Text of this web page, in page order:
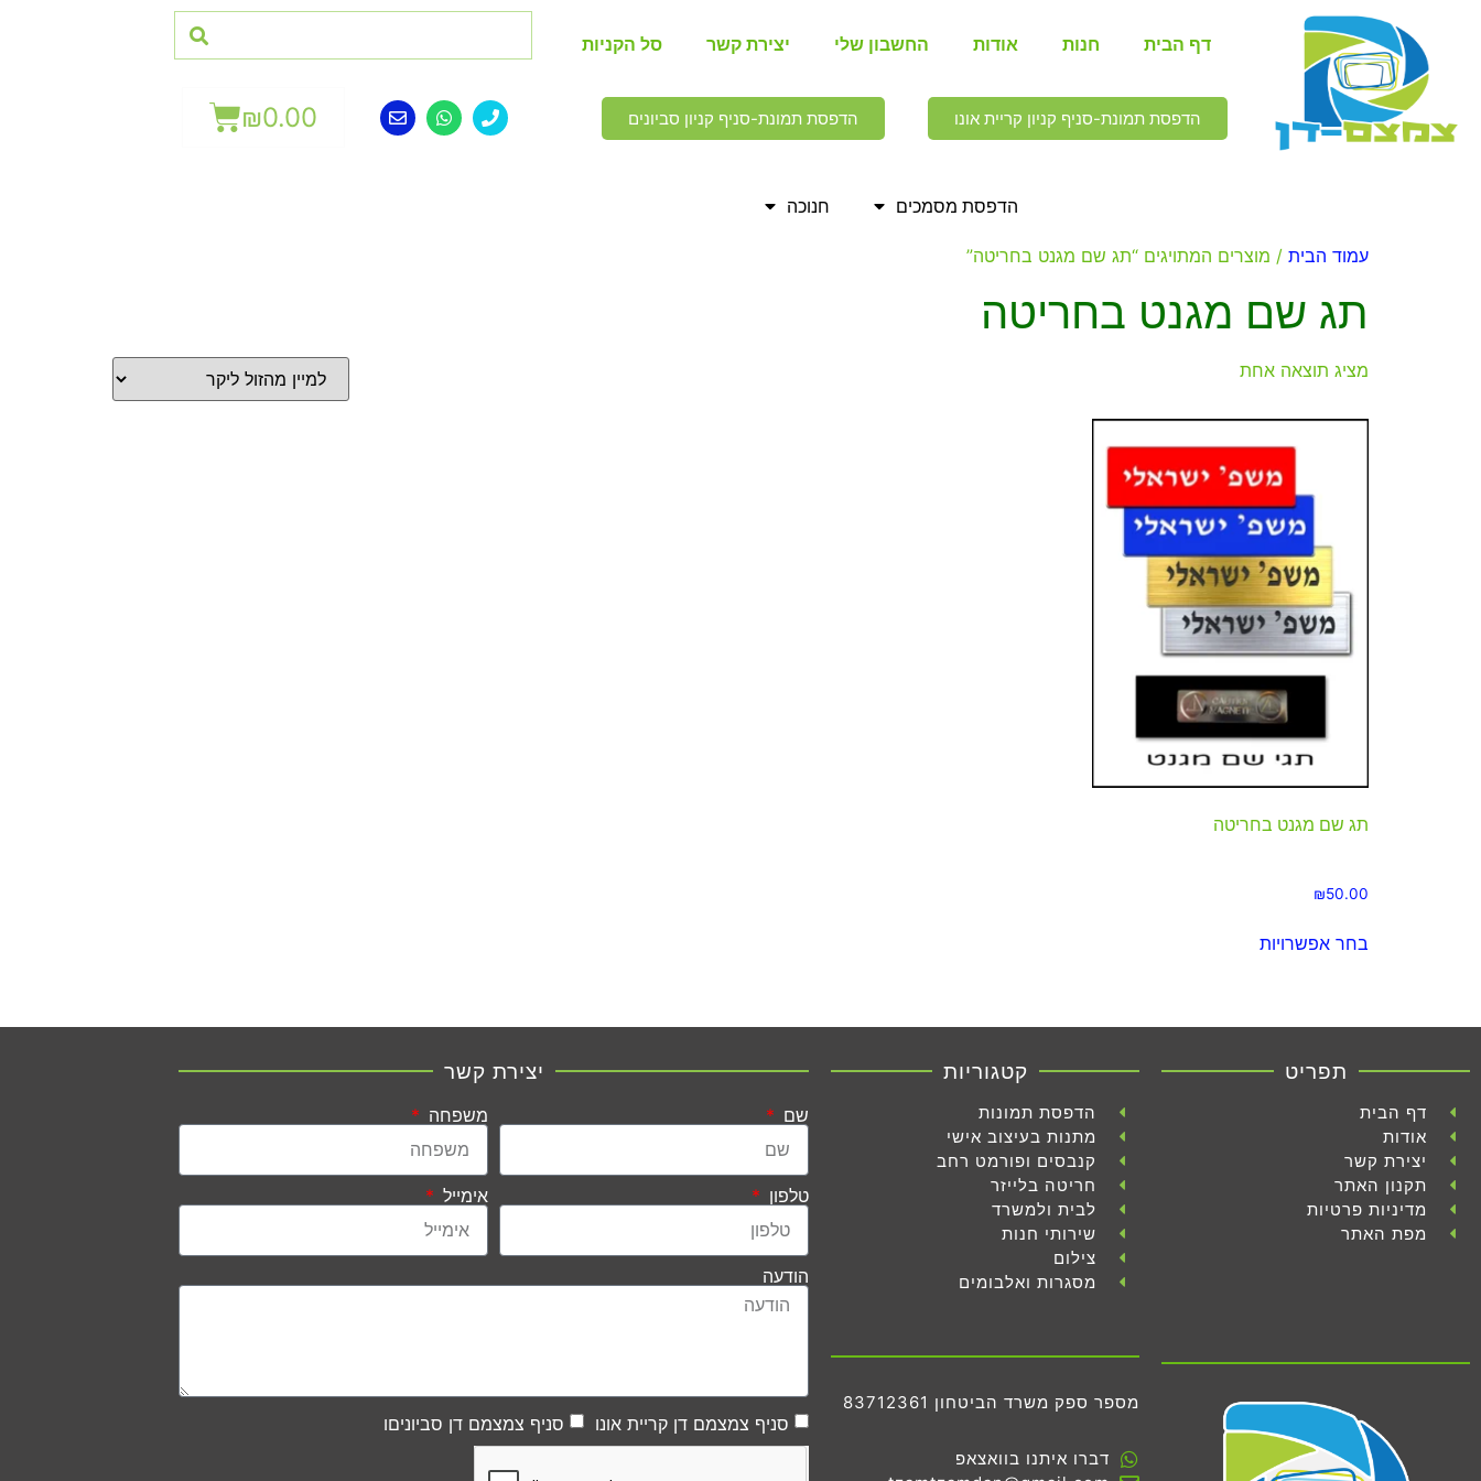
דף הבית חנות אודות החשבון שלי יצירת קשר סל הקניות
הדפסת תמונת-סניף קניון קריית אונו הדפסת תמונת-סניף קניון סביונים ₪0.00
הדפסת מסמכים חנוכה
עמוד הבית / מוצרים המתויגים “תג שם מגנט בחריטה”
תג שם מגנט בחריטה
מציג תוצאה אחת
תג שם מגנט בחריטה
₪50.00
בחר אפשרויות
תפריט
דף הבית
אודות
יצירת קשר
תקנון האתר
מדיניות פרטיות
מפת האתר
קטגוריות
הדפסת תמונות
מתנות בעיצוב אישי
קנבסים ופורמט רחב
חריטה בלייזר
לבית ולמשרד
שירותי חנות
צילום
מסגרות ואלבומים
מספר ספק משרד הביטחון 83712361
דברו איתנו בוואצאפ
יצירת קשר
שם משפחה
טלפון אימייל
הודעה
סניף צמצמם דן קריית אונו סניף צמצמם דן סביוניםו